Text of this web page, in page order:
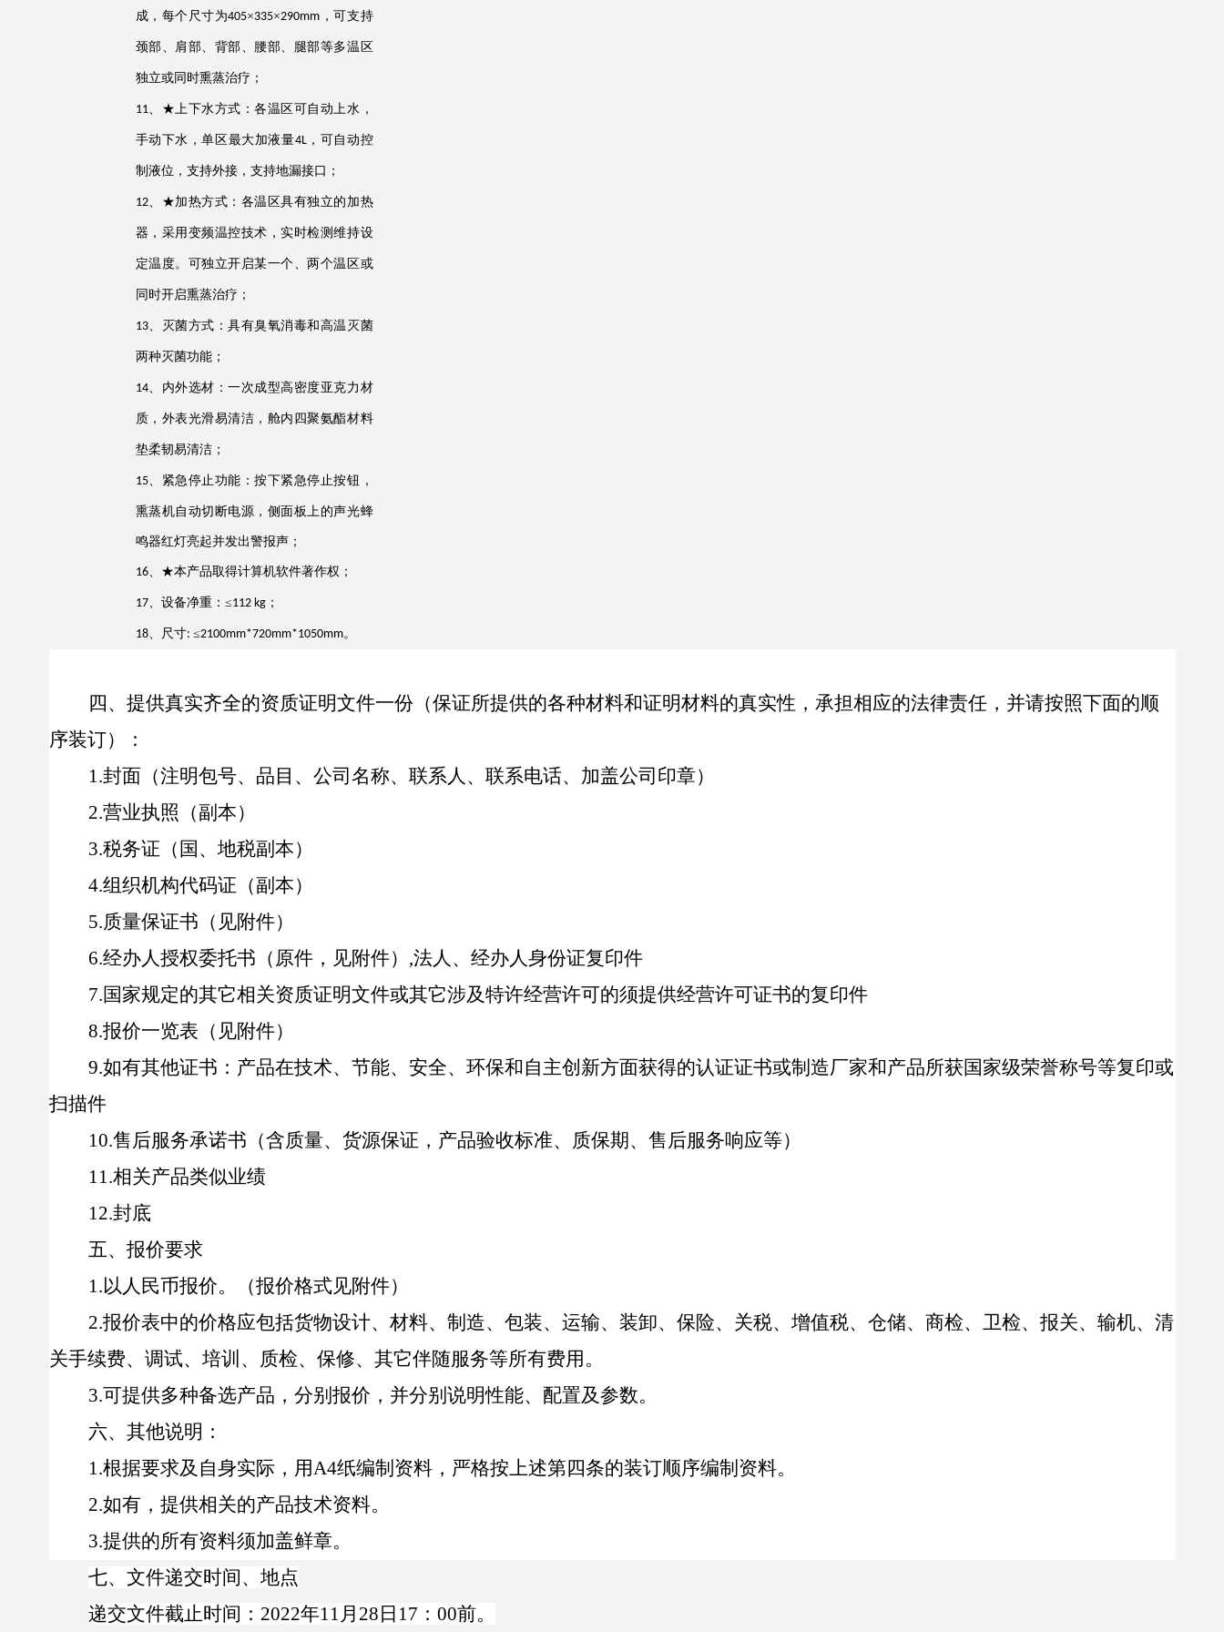
成，每个尺寸为405×335×290mm ，可支持
颈部、肩部、背部、腰部、腿部等多温区
独立或同时熏蒸治疗 ；
11、 ★上下水方式：各温区可自动上水，
手动下水，单区最大加液量4L，可自动控
制液位，支持外接， 支持地漏接口 ；
12、 ★加热方式：各温区具有独立的加热
器，采用变频温控技术，实时检测维持设
定温度。可独立开启某一个、两个温区或
同时开启熏蒸治疗 ；
13、灭菌方式：具有臭氧消毒和高温灭菌
两种灭菌功能；
14、内外选材：一次成型高密度亚克力材
质，外表光滑易清洁，舱内 四聚氨酯材料
垫柔韧易清洁；
15、紧急停止功能：按下紧急停止按钮，
熏蒸机自动切断电源，侧面板上的声光蜂
鸣器红灯亮起并发出警报声；
16、 ★本产品取得计算机软件著作权；
17、设备净重： ≤112 kg；
18、尺寸: ≤2100mm*720mm*1050mm。
四、提供真实齐全的资质证明文件一份（保证所提供的各种材料和证明材料的真实性，承担相应的法律责任，并请按照下面的顺
序装订）：
1.封面（注明包号、品目、公司名称、联系人、联系电话、加盖公司印章）
2.营业执照（副本）
3.税务证（国、地税副本）
4.组织机构代码证（副本）
5.质量保证书（见附件）
6.经办人授权委托书（原件，见附件） ,法人、经办人身份证复印件
7.国家规定的其它相关资质证明文件或其它涉及特许经营许可的须提供经营许可证书的复印件
8.报价一览表（见附件）
9.如有其他证书：产品在技术、节能、安全、环保和自主创新方面获得的认证证书或制造厂家和产品所获国家级荣誉称号等复印或
扫描件
10.售后服务承诺书（含质量、货源保证，产品验收标准、质保期、售后服务响应等）
11.相关产品类似业绩
12.封底
五、报价要求
1.以人民币报价。 （报价格式见附件）
2.报价表中的价格应包括货物设计、材料、制造、包装、运输、装卸、保险、关税、增值税、仓储、商检、卫检、报关、输机、清
关手续费、调试、培训、质检、保修、其它伴随服务等所有费用。
3.可提供多种备选产品，分别报价，并分别说明性能、配置及参数。
六、其他说明：
1.根据要求及自身实际，用A4纸编制 资料，严格按上述第四条的装订顺序编制 资料。
2.如有，提供相关的产品技术资料。
3.提供的所有资料须加盖鲜章。
七、文件递交时间、地点
递交文件截止时间： 2022年11月 28 日 17 ： 00前。